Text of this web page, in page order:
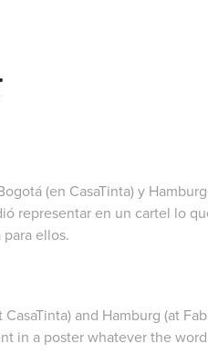
(en CasaTinta) y
representar en un cartel lo
ellos.
and Hamburg (at
in a poster whatever the word